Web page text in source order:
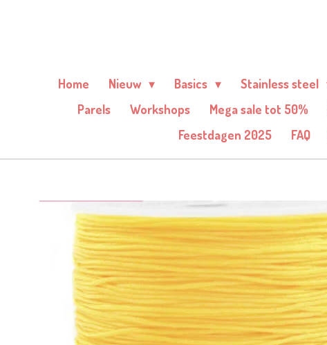
hoofdinhoud
Home Nieuw Basics Stainless steel
Parels
Workshops Mega sale tot 50%
Feestdagen 2025
FAQ